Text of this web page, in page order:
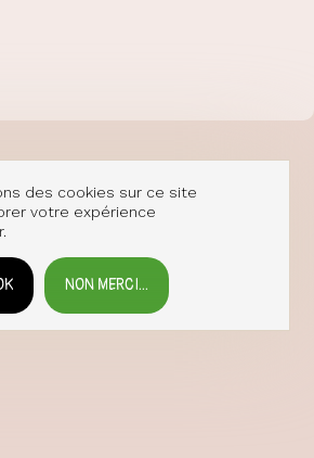
des cookies sur ce site
votre expérience
NON MERCI...
LE CONSENTEMENT